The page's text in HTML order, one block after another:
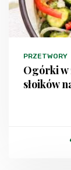
PRZETWORY
Ogórki w
słoików